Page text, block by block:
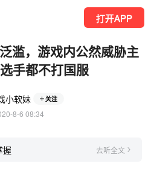
打开APP
滥，游戏内公然威胁主
手都不打国服
小软妹 关注
8-6 08:34
握 去听全文